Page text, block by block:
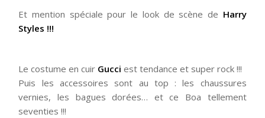
Et mention spéciale pour le look de scène de Harry
Styles !!!
Le costume en cuir Gucci est tendance et super rock !!!
Puis les accessoires sont au top : les chaussures
vernies, les bagues dorées… et ce Boa tellement
seventies !!!